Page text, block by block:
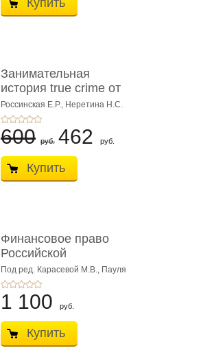
Купить
Занимательная
история true crime от
Гиппократа до � ...
Россинская Е.Р., Неретина Н.С.
600 руб. 462 руб.
Купить
Финансовое право
Российской
Федерации. 5-е изд�
...
Под ред. Карасевой М.В., Пауля
А.Г., Красюкова А.В.
1 100 руб.
Купить